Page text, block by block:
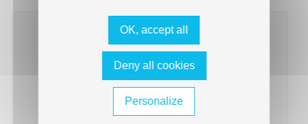
OK, accept all
Deny all cookies
Personalize